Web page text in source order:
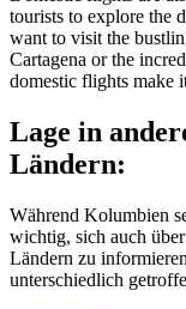
tourists to explore the
want to visit the
Cartagena or the
domestic flights make
Lage in
Ländern:
Während Kolumbien
wichtig, sich auch
Ländern zu
unterschiedlich